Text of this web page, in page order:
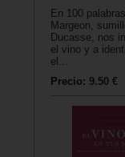
En 100
Margeon,
Ducasse, nos
el vino y a
el...
Precio: 9.50 €